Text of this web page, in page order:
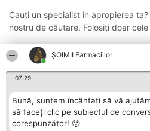
ŞOIMII Farmaciilor
07:29
Bună, suntem încântați să vă
să faceți clic pe subiectul de
corespunzător! 🙂
Cauți un specialist in apropierea
nostru de căutare. Folosiți doar